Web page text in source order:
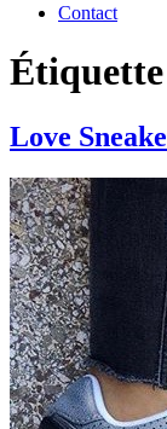
Contact
Love